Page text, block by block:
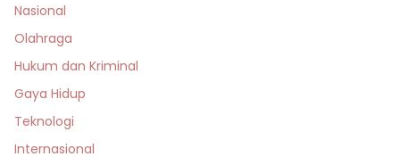
Nasional
Olahraga
Hukum dan Kriminal
Gaya Hidup
Teknologi
Internasional